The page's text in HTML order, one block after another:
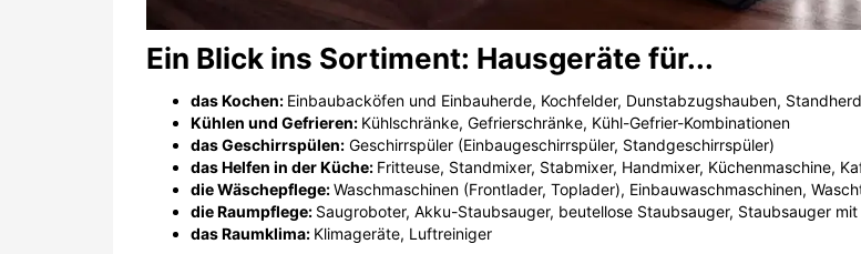
Ein Blick ins Sortiment: Hausgeräte für...
das Kochen: Einbaubacköfen und Einbauherde, Kochfelder, Dunstabzugshauben,
Kühlen und Gefrieren: Kühlschränke, Gefrierschränke, Kühl-Gefrier-Kombinationen
das Geschirrspülen: Geschirrspüler (Einbaugeschirrspüler, Standgeschirrspüler)
das Helfen in der Küche: Fritteuse, Standmixer, Stabmixer, Handmixer, Küchenmaschine,
die Wäschepflege:Waschmaschinen (Frontlader, Toplader), Einbauwaschmaschinen,
die Raumpflege: Saugroboter, Akku-Staubsauger, beutellose Staubsauger, Staubsauger mit
das Raumklima: Klimageräte, Luftreiniger